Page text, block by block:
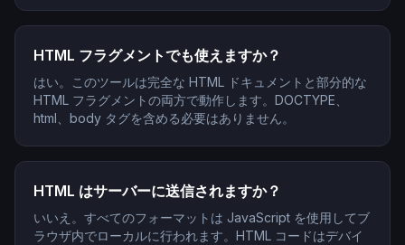
HTML フラグメントでも使えますか？
はい。このツールは完全な HTML ドキュメントと部分的な
HTML フラグメントの両方で動作します。DOCTYPE、
html、body タグを含める必要はありません。
HTML はサーバーに送信されますか？
いいえ。すべてのフォーマットは JavaScript を使用してブ
ラウザ内でローカルに行われます。HTML コードはデバイ